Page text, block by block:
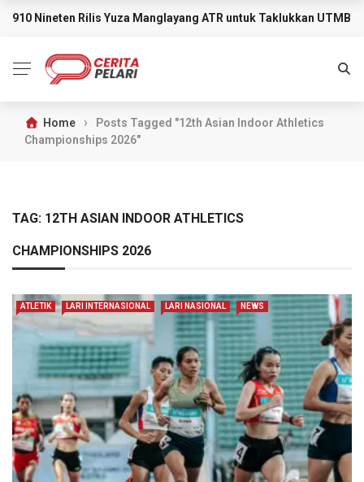
BREAKING NEWS
910 Nineten Rilis Yuza Manglayang ATR untuk Taklukkan UTMB
Home ›
Posts Tagged "12th Asian Indoor Athletics
Championships 2026"
TAG: 12TH ASIAN INDOOR ATHLETICS
CHAMPIONSHIPS 2026
ATLETIK LARI INTERNASIONAL LARI NASIONAL NEWS